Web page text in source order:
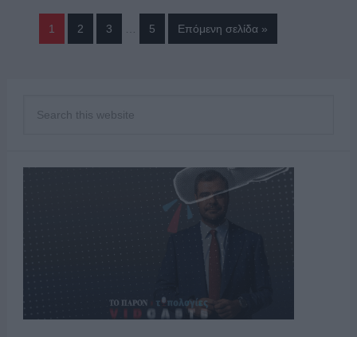
1 2 3 5 Επόμενη σελίδα »